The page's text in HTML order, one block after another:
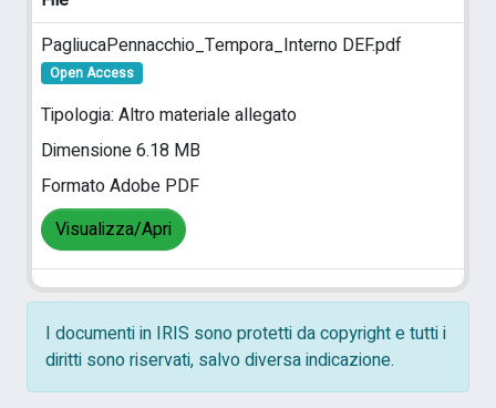
PagliucaPennacchio_Tempora_Interno DEF.pdf
Open Access
Tipologia: Altro materiale allegato
Dimensione 6.18 MB
Formato Adobe PDF
Visualizza/Apri
I documenti in IRIS sono protetti da copyright e tutti i
diritti sono riservati, salvo diversa indicazione.